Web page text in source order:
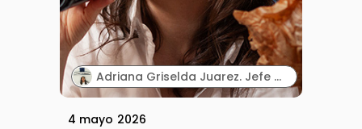
Adriana Griselda Juarez. Jefe del Centro de Innovación. Pharmachem México.
4 mayo 2026